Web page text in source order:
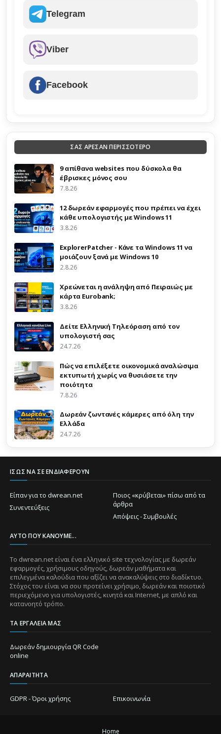
Telegram
Viber
Facebook
ΣΑΣ ΑΡΕΣΑΝ ΠΕΡΙΣΣΟΤΕΡΟ
9 απίθανα websites που δύσκολα θα
έβρισκες μόνος σου
7.8.26
12 δωρεάν εφαρμογές που πρέπει να έχει
κάθε υπολογιστής με Windows 11
3.8.26
ExplorerPatcher - Κάνε τα Windows 11 να
μοιάζουν ξανά με Windows 10
2.8.26
Χρεώνεται η ανάληψη από Πειραιώς με
κάρτα Eurobank;
3.8.26
Δείτε Ελληνική Τηλεόραση από τον
υπολογιστή σας
24.7.26
Πώς να επιλέξετε οικονομικά αναλώσιμα
εκτυπωτή χωρίς να θυσιάσετε την
ποιότητα
7.8.26
Δωρεάν ζωντανές κάμερες από όλη την
Ελλάδα
24.7.26
ΊΣΩΣ ΝΑ ΣΕ ΕΝΔΙΑΦΈΡΟΥΝ
Είπαν για το dwrean.net
Ποιος «κρύβεται» πίσω από τα
άρθρα
Συνεντεύξεις
Απόψεις - Συμβουλές
ΑΥΤΌ ΠΟΥ ΚΆΝΟΥΜΕ...
Το dwrean.net είναι ένα ελληνικό site τεχνολογίας με δωρεάν
εφαρμογές, χρήσιμους οδηγούς, δωρεάν μαθήματα και
επιλεγμένα καλούδια που αξίζει να ανακαλύψεις στο διαδίκτυο.
Στόχος του είναι να σου προτείνει χρήσιμο, δωρεάν και ποιοτικό
περιεχόμενο για υπολογιστές, κινητά και Internet, με απλό και
κατανοητό τρόπο.
ΤΑ ΕΡΓΑΛΕΊΑ ΜΑΣ
Δωρεάν δημιουργία QR Code
online
ΑΠΑΡΑΊΤΗΤΑ
GDPR - Όροι χρήσης Επικοινωνία
Home